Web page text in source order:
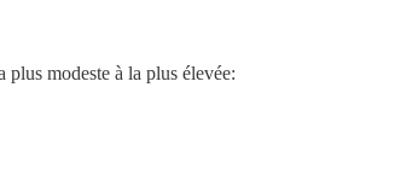
modeste à la plus élevée: